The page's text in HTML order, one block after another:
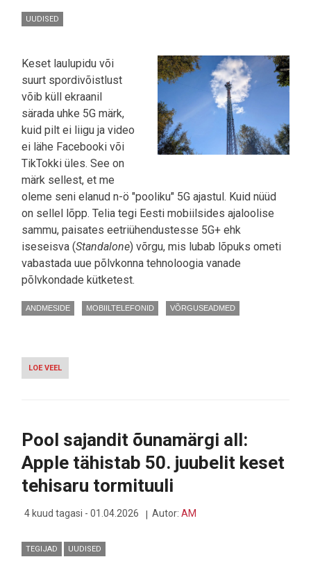
UUDISED
Keset laulupidu või
suurt spordivõistlust
võib küll ekraanil
särada uhke 5G märk,
kuid pilt ei liigu ja video
ei lähe Facebooki või
TikTokki üles. See on
märk sellest, et me
oleme seni elanud n-ö "pooliku" 5G ajastul. Kuid nüüd
on sellel lõpp. Telia tegi Eesti mobiilsides ajaloolise
sammu, paisates eetriühendustesse 5G+ ehk
iseseisva (Standalone) võrgu, mis lubab lõpuks ometi
vabastada uue põlvkonna tehnoloogia vanade
põlvkondade kütketest.
ANDMESIDE MOBIILTELEFONID VÕRGUSEADMED
LOE VEEL
TELIA
VÕRGU
MIDA
MUUDAB?
Pool sajandit õunamärgi all:
Apple tähistab 50. juubelit keset
tehisaru tormituuli
4 kuud tagasi - 01.04.2026 Autor: AM
TEGIJAD UUDISED